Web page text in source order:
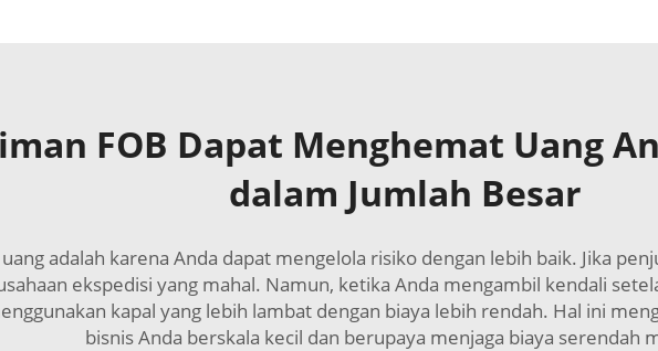
FOB Dapat Menghemat Uang
dalam Jumlah Besar
adalah karena Anda dapat mengelola risiko dengan lebih baik. Jika
ekspedisi yang mahal. Namun, ketika Anda mengambil kendali
kapal yang lebih lambat dengan biaya lebih rendah. Hal ini
bisnis Anda berskala kecil dan berupaya menjaga biaya serendah